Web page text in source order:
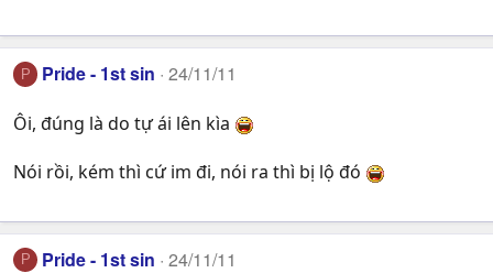
P Pride - 1st sin 24/11/11
Ôi, đúng là do tự ái lên kìa
Nói rồi, kém thì cứ im đi, nói ra thì bị lộ đó
P Pride - 1st sin 24/11/11